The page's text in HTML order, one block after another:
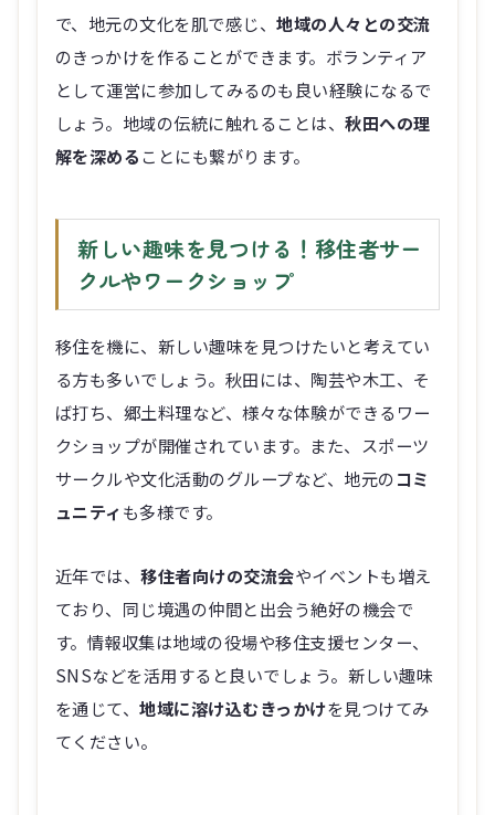
で、地元の文化を肌で感じ、地域の人々との交流
のきっかけを作ることができます。ボランティア
として運営に参加してみるのも良い経験になるで
しょう。地域の伝統に触れることは、秋田への理
解を深めることにも繋がります。
新しい趣味を見つける！移住者サー
クルやワークショップ
移住を機に、新しい趣味を見つけたいと考えてい
る方も多いでしょう。秋田には、陶芸や木工、そ
ば打ち、郷土料理など、様々な体験ができるワー
クショップが開催されています。また、スポーツ
サークルや文化活動のグループなど、地元のコミ
ュニティも多様です。
近年では、移住者向けの交流会やイベントも増え
ており、同じ境遇の仲間と出会う絶好の機会で
す。情報収集は地域の役場や移住支援センター、
SNSなどを活用すると良いでしょう。新しい趣味
を通じて、地域に溶け込むきっかけを見つけてみ
てください。